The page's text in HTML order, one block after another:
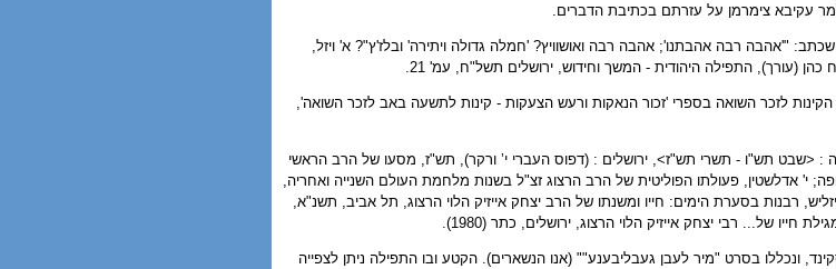
עקיבא צימרמן על עזרתם בכתיבת הדברים.
"'אהבה רבה אהבתנו'; אהבה רבה ואושוויץ? 'חמלה גדולה ויתירה' ובלז'ץ"? א' ויזל,
(עורך), התפילה היהודית - המשך וחידוש, ירושלים תשל"ח, עמ' 21.
לזכר השואה בספרי 'זכור הנאקות ורעש הצעקות - קינות לתשעה באב לזכר השואה',
<שבט תש"ו - תשרי תש"ז>, ירושלים : (דפוס העברי י’ ורקר), תש"ז, מסעו של הרב הראשי
י' אדלשטין, פעולתו הפוליטית של הרב הרצוג זצ"ל בשנות מלחמת העולם השנייה ואחריה,
13 (תשמ"ב) 159-151; ש' מייזליש, רבנות בסערת הימים: חייו ומשנתו של הרב יצחק אייזיק הלוי הרצוג, תל אביב, תשנ"א,
ונכללו בסרט "מיר לעבן געבליבענע"" (אנו הנשארים). הקטע ובו התפילה ניתן לצפייה